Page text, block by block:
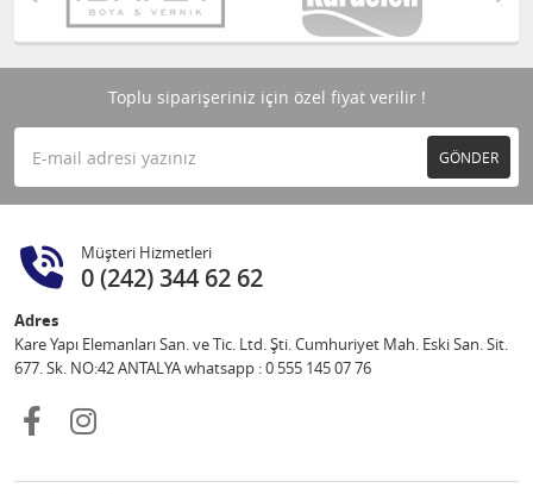
Toplu siparişeriniz için özel fiyat verilir !
GÖNDER
Müşteri Hizmetleri
0 (242) 344 62 62
Adres
Kare Yapı Elemanları San. ve Tic. Ltd. Şti. Cumhuriyet Mah. Eski San. Sit.
677. Sk. NO:42 ANTALYA whatsapp : 0 555 145 07 76